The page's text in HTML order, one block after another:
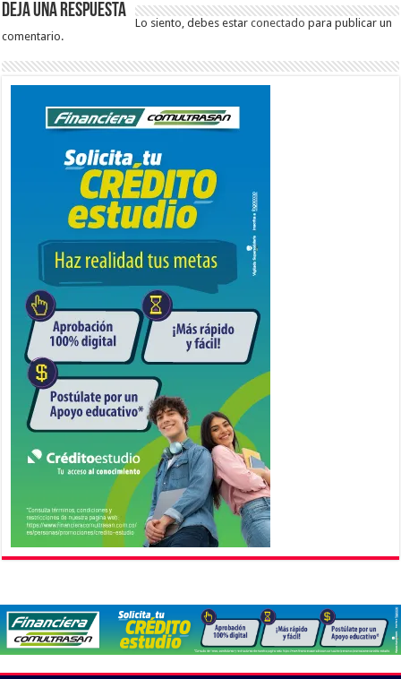
Deja una respuesta
Lo siento, debes estarconectado para publicar un
comentario.